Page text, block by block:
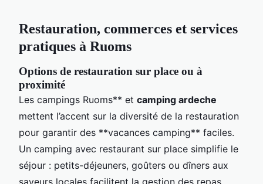
Restauration, commerces et services
pratiques à Ruoms
Options de restauration sur place ou à
proximité
Les campings Ruoms** et camping ardeche
mettent l’accent sur la diversité de la restauration
pour garantir des **vacances camping** faciles.
Un camping avec restaurant sur place simplifie le
séjour : petits-déjeuners, goûters ou dîners aux
saveurs locales facilitent la gestion des repas.